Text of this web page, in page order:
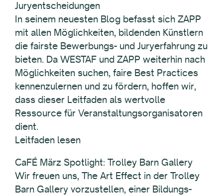
Juryentscheidungen
In seinem neuesten Blog befasst sich ZAPP
mit allen Möglichkeiten, bildenden Künstlern
die fairste Bewerbungs- und Juryerfahrung zu
bieten. Da WESTAF und ZAPP weiterhin nach
Möglichkeiten suchen, faire Best Practices
kennenzulernen und zu fördern, hoffen wir,
dass dieser Leitfaden als wertvolle
Ressource für Veranstaltungsorganisatoren
dient.
Leitfaden lesen
CaFÉ März Spotlight: Trolley Barn Gallery
Wir freuen uns, The Art Effect in der Trolley
Barn Gallery vorzustellen, einer Bildungs-